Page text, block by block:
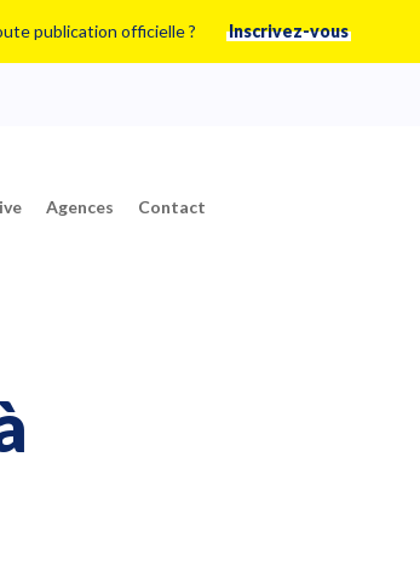
publication officielle ? Inscrivez-vous
Agences Contact